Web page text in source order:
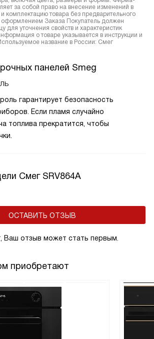
за собой право на внесение изменений в
комплектацию товара без предварительного
Заказа Покупатель должен
для уточнения свойств и характеристик
о товаре указывается в инструкции и
название в России: Смег
панелей Smeg
гарантирует безопасность
Если пламя случайно
топлива прекратится, чтобы
Смег SRV864A
ОСТАВИТЬ ОТЗЫВ
Ваш отзыв может стать первым.
приобретают